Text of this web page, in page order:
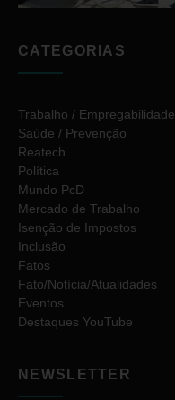
CATEGORIAS
Trabalho / Empregabilidade
Saúde / Prevenção
Reatech
Política
Mundo PcD
Mercado de Trabalho
Isenção de Impostos
Inclusão
Fatos
Fato/Notícia/Atualidades
Eventos
Destaques YouTube
NEWSLETTER